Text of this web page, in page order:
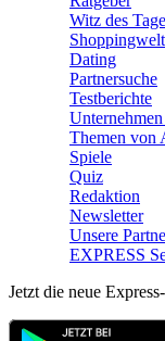
Witz des
Shoppingwelt
Dating
Partnersuche
Testberichte
Themen von
Spiele
Quiz
Redaktion
Newsletter
Unsere
EXPRESS
Jetzt die neue